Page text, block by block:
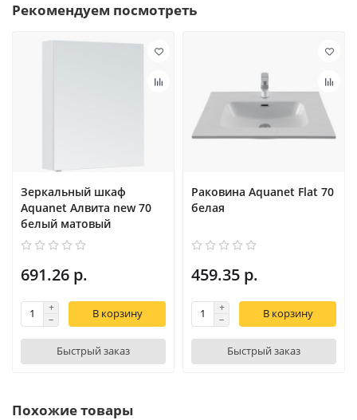
Рекомендуем посмотреть
Зеркальный шкаф
Aquanet Алвита new 70
белый матовый
691.26 р.
В корзину
Быстрый заказ
Раковина Aquanet Flat 70
белая
459.35 р.
В корзину
Быстрый заказ
Похожие товары